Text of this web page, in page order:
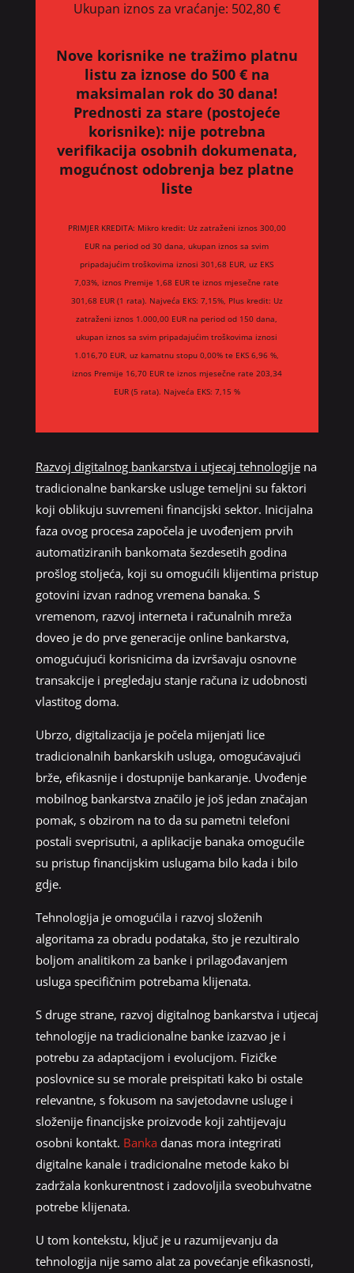
Ukupan iznos za vraćanje: 502,80 €
Nove korisnike ne tražimo platnu
listu za iznose do 500 € na
maksimalan rok do 30 dana!
Prednosti za stare (postojeće
korisnike): nije potrebna
verifikacija osobnih dokumenata,
mogućnost odobrenja bez platne
liste
PRIMJER KREDITA: Mikro kredit: Uz zatraženi iznos 300,00
EUR na period od 30 dana, ukupan iznos sa svim
pripadajućim troškovima iznosi 301,68 EUR, uz EKS
7,03%, iznos Premije 1,68 EUR te iznos mjesečne rate
301,68 EUR (1 rata). Najveća EKS: 7,15%, Plus kredit: Uz
zatraženi iznos 1.000,00 EUR na period od 150 dana,
ukupan iznos sa svim pripadajućim troškovima iznosi
1.016,70 EUR, uz kamatnu stopu 0,00% te EKS 6,96 %,
iznos Premije 16,70 EUR te iznos mjesečne rate 203,34
EUR (5 rata). Najveća EKS: 7,15 %
Razvoj digitalnog bankarstva i utjecaj tehnologijena
tradicionalne bankarske usluge temeljni su faktori
koji oblikuju suvremeni financijski sektor. Inicijalna
faza ovog procesa započela je uvođenjem prvih
automatiziranih bankomata šezdesetih godina
prošlog stoljeća, koji su omogućili klijentima pristup
gotovini izvan radnog vremena banaka. S
vremenom, razvoj interneta i računalnih mreža
doveo je do prve generacije online bankarstva,
omogućujući korisnicima da izvršavaju osnovne
transakcije i pregledaju stanje računa iz udobnosti
vlastitog doma.
Ubrzo, digitalizacija je počela mijenjati lice
tradicionalnih bankarskih usluga, omogućavajući
brže, efikasnije i dostupnije bankaranje. Uvođenje
mobilnog bankarstva značilo je još jedan značajan
pomak, s obzirom na to da su pametni telefoni
postali sveprisutni, a aplikacije banaka omogućile
su pristup financijskim uslugama bilo kada i bilo
gdje.
Tehnologija je omogućila i razvoj složenih
algoritama za obradu podataka, što je rezultiralo
boljom analitikom za banke i prilagođavanjem
usluga specifičnim potrebama klijenata.
S druge strane, razvoj digitalnog bankarstva i utjecaj
tehnologije na tradicionalne banke izazvao je i
potrebu za adaptacijom i evolucijom. Fizičke
poslovnice su se morale preispitati kako bi ostale
relevantne, s fokusom na savjetodavne usluge i
složenije financijske proizvode koji zahtijevaju
osobni kontakt. Banka danas mora integrirati
digitalne kanale i tradicionalne metode kako bi
zadržala konkurentnost i zadovoljila sveobuhvatne
potrebe klijenata.
U tom kontekstu, ključ je u razumijevanju da
tehnologija nije samo alat za povećanje efikasnosti,